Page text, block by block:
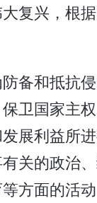
复兴，根
备和抵抗
卫国家主
展利益所
关的政治
方面的活